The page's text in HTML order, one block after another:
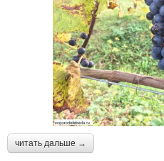
читать дальше →